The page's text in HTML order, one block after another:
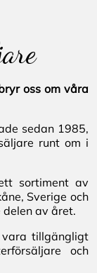
oss om våra
sedan 1985,
runt om i
sortiment av
Sverige och
av året.
tillgängligt
och